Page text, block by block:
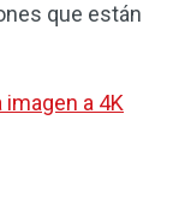
que están
a 4K